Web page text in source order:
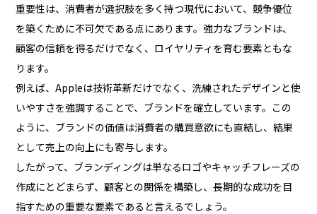
重要性は、消費者が選択肢を多く持つ現代において、競争優位
を築くために不可欠である点にあります。強力なブランドは、
顧客の信頼を得るだけでなく、ロイヤリティを育む要素ともな
ります。
例えば、Appleは技術革新だけでなく、洗練されたデザインと使
いやすさを強調することで、ブランドを確立しています。この
ように、ブランドの価値は消費者の購買意欲にも直結し、結果
として売上の向上にも寄与します。
したがって、ブランディングは単なるロゴやキャッチフレーズの
作成にとどまらず、顧客との関係を構築し、長期的な成功を目
指すための重要な要素であると言えるでしょう。